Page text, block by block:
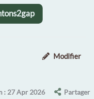
Modifier
: 27 Apr 2026 Partager